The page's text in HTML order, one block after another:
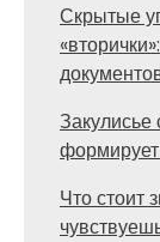
Скрытые
Закулисье
Что стоит